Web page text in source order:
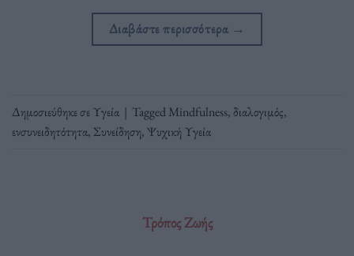
Διαβάστε περισσότερα →
Δημοσιεύθηκε σεΥγεία | TaggedMindfulness,διαλογιμός,
ενσυνειδητότητα, Συνείδηση,Ψυχική Υγεία
Τρόπος Ζωής